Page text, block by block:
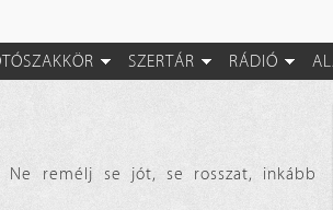
SZERTÁR RÁDIÓ
remélj se jót, se rosszat, inkább